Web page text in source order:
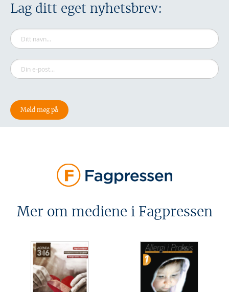
Lag ditt eget nyhetsbrev:
Mer om mediene i Fagpressen